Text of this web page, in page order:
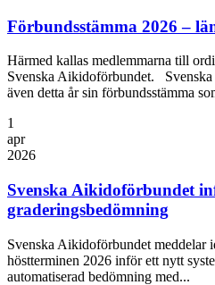
Förbundsstämma 2026 –
Härmed kallas medlemmarna till
Svenska Aikidoförbundet.
även detta år sin förbundsstämma
1
apr
2026
Svenska Aikidoförbundet
graderingsbedömning
Svenska Aikidoförbundet meddelar
höstterminen 2026 inför ett nytt
automatiserad bedömning med...